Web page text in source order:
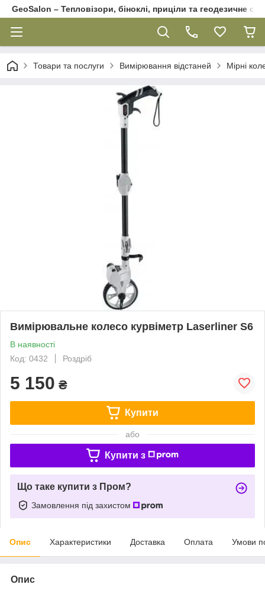
GeoSalon – Тепловізори, біноклі, приціли та геодезичне
Товари та послуги Вимірювання відстаней Мірні
Вимірювальне колесо курвіметр Laserliner S6
В наявності
Код: 0432
Роздріб
5 150 ₴
Купити
або
Купити з
Що таке купити з Пром?
Замовлення під захистом
Опис Характеристики Доставка Оплата Умови
Опис